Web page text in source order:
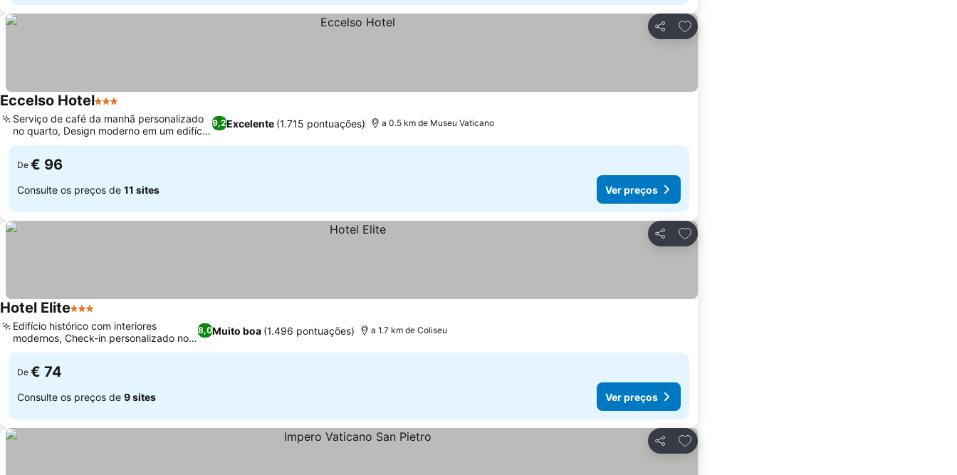
Partilhar
Adicionar aos favoritos
Eccelso Hotel3 Estrelas
9,2Excelente (1.715 pontuações)
Serviço de café da manhã personalizado
no quarto, Design moderno em um edifício
histórico
a 0.5 km de Museu Vaticano
De € 96
Consulte os preços de 11 sites Ver preços
Partilhar
Adicionar aos favoritos
Hotel Elite3 Estrelas
8,0Muito boa (1.496 pontuações)
Edifício histórico com interiores
modernos, Check-in personalizado no
hotel parceiro
a 1.7 km de Coliseu
De € 74
Consulte os preços de 9 sites Ver preços
Partilhar
Adicionar aos favoritos